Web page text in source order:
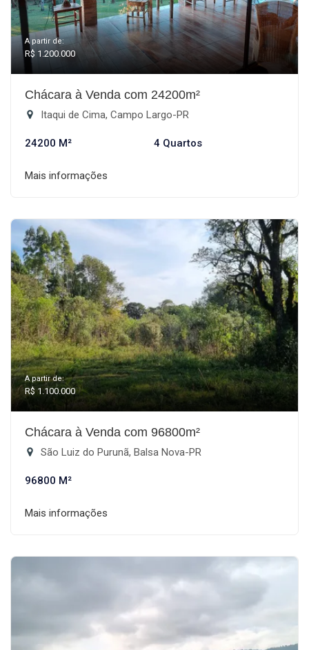
A partir de:
R$ 1.200.000
Chácara à Venda com 24200m²
Itaqui de Cima, Campo Largo-PR
24200 M² 4 Quartos
Mais informações
A partir de:
R$ 1.100.000
Chácara à Venda com 96800m²
São Luiz do Purunã, Balsa Nova-PR
96800 M²
Mais informações